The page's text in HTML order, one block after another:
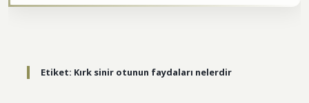
Etiket: Kırk sinir otunun faydaları nelerdir